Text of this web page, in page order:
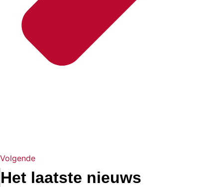
Volgende
Het laatste nieuws